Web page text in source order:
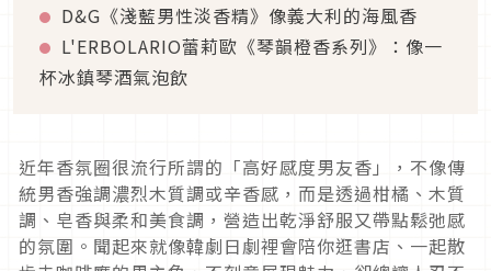
D&G《淺藍男性淡香精》像義大利的海風香
L'ERBOLARIO蕾莉歐《琴韻橙香系列》：像一
杯冰鎮琴酒氣泡飲
近年香氛圈很流行所謂的「高好感度男友香」，不像傳
統男香強調濃烈木質調或辛香感，而是透過柑橘、木質
調、皂香與柔和美食調，營造出乾淨舒服又帶點鬆弛感
的氛圍。聞起來就像韓劇日劇裡會陪你逛書店、一起散